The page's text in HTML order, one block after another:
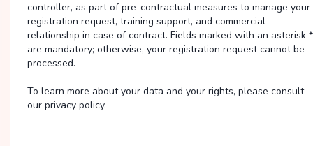
controller, as part of pre-contractual measures to manage your
registration request, training support, and commercial
relationship in case of contract. Fields marked with an asterisk *
are mandatory; otherwise, your registration request cannot be
processed.
To learn more about your data and your rights, please consult
our privacy policy.